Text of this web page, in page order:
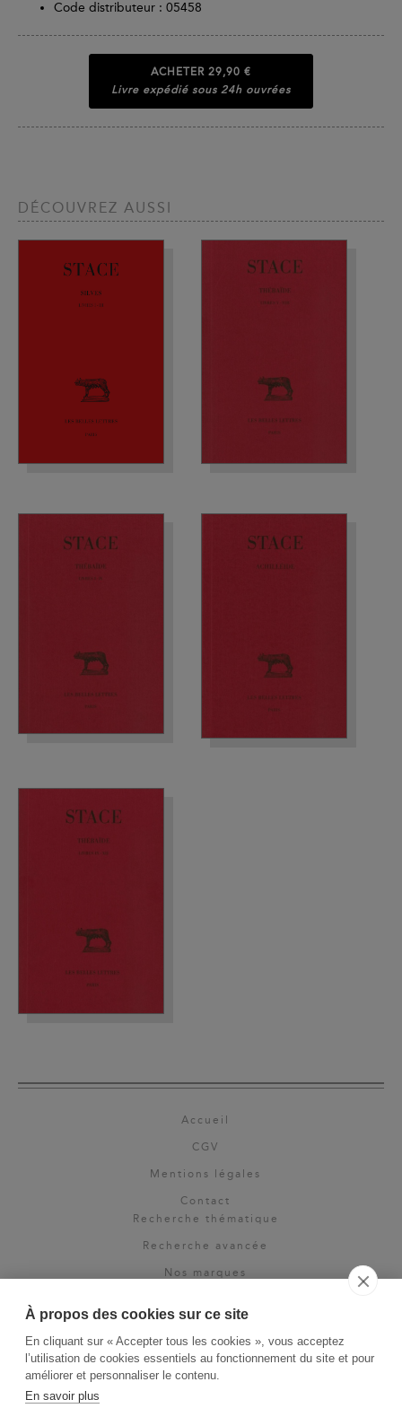
À propos des cookies sur ce site
En cliquant sur « Accepter tous les cookies », vous acceptez
l’utilisation de cookies essentiels au fonctionnement du site et pour
améliorer et personnaliser le contenu.
En savoir plus
Code distributeur : 05458
ACHETER 29,90 €
Livre expédié sous 24h ouvrées
DÉCOUVREZ AUSSI
Accueil
CGV
Mentions légales
Contact
Recherche thématique
Recherche avancée
Nos marques
Espace pro
Newsletter
La Vie des Classiques